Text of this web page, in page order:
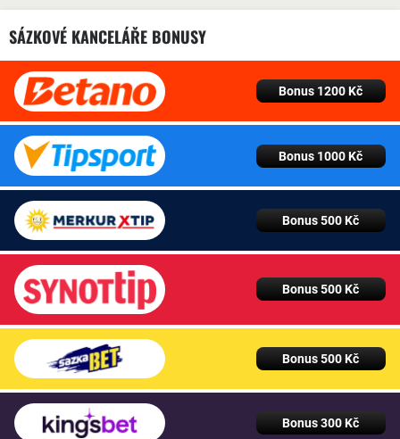
SÁZKOVÉ KANCELÁŘE BONUSY
Bonus 1200 Kč
Bonus 1000 Kč
Bonus 500 Kč
Bonus 500 Kč
Bonus 500 Kč
Bonus 300 Kč